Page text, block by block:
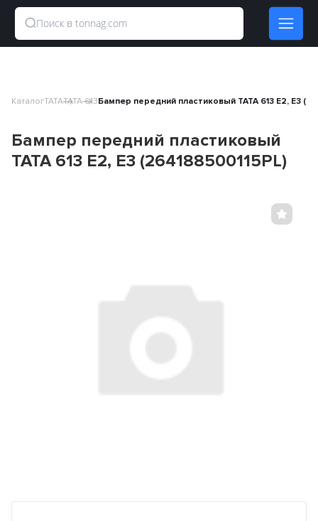
КаталогTATATATA 613Бампер передний пластиковый TATA 613 E2, E3
Бампер передний пластиковый
TATA 613 E2, E3 (264188500115PL)